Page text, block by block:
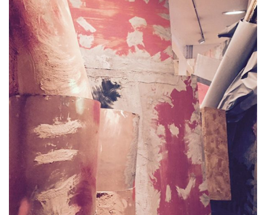
Som en bra konstskola värnar vi om kreativ
subjektivitet.
Ett eget konstnärlig språk ger kraftfulla verktyg att
själv påverka framtiden.
HITTA OSS